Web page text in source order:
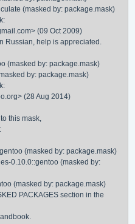
(masked by: package.mask)
(09 Oct 2009)
Russian, help is appreciated.
(masked by: package.mask)
by: package.mask)
(28 Aug 2014)
this mask,
(masked by: package.mask)
0.10.0::gentoo (masked by:
(masked by: package.mask)
PACKAGES section in the